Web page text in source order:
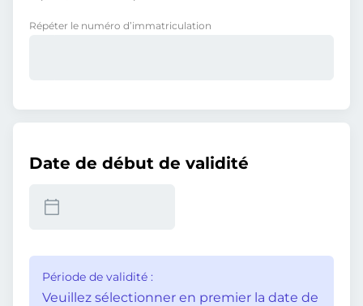
Répéter le numéro d’immatriculation
Date de début de validité
Période de validité :
Veuillez sélectionner en premier la date de